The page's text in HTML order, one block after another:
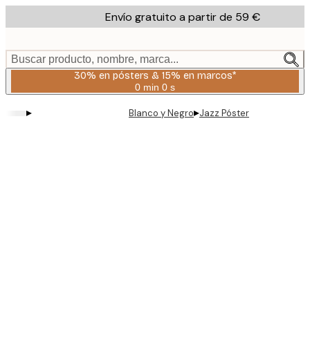
to
content.
Envío gratuito a partir de 59 €
Buscar producto, nombre, marca...
30% en pósters & 15% en marcos*
0 min 0 s
Válido
2026-
▸ Blanco y Negro▸Jazz Póster